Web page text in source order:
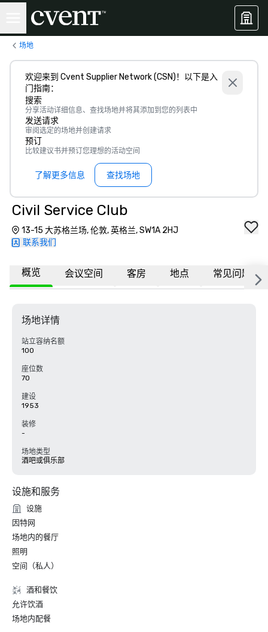
场地
欢迎来到 Cvent Supplier Network (CSN)！以下是入
门指南：
搜索
分享活动详细信息、查找场地并将其添加到您的列表中
发送请求
审阅选定的场地并创建请求
预订
比较建议书并预订您理想的活动空间
了解更多信息 查找场地
Civil Service Club
13-15 大苏格兰场, 伦敦, 英格兰, SW1A 2HJ
联系我们
概览 会议空间 客房 地点 常见问题
场地详情
站立容纳名额
100
座位数
70
建设
1953
装修
-
场地类型
酒吧或俱乐部
设施和服务
设施
因特网
场地内的餐厅
照明
空间（私人）
酒和餐饮
允许饮酒
场地内配餐